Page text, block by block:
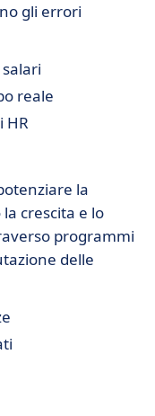
gli errori
reale
HR
la
crescita e lo
programmi
delle